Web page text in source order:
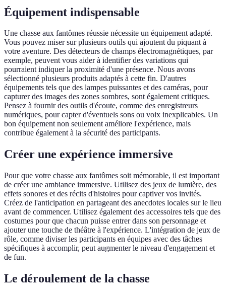
Équipement indispensable
Une chasse aux fantômes réussie nécessite un équipement adapté.
Vous pouvez miser sur plusieurs outils qui ajoutent du piquant à
votre aventure. Des détecteurs de champs électromagnétiques, par
exemple, peuvent vous aider à identifier des variations qui
pourraient indiquer la proximité d'une présence. Nous avons
sélectionné plusieurs produits adaptés à cette fin. D'autres
équipements tels que des lampes puissantes et des caméras, pour
capturer des images des zones sombres, sont également critiques.
Pensez à fournir des outils d'écoute, comme des enregistreurs
numériques, pour capter d'éventuels sons ou voix inexplicables. Un
bon équipement non seulement améliore l'expérience, mais
contribue également à la sécurité des participants.
Créer une expérience immersive
Pour que votre chasse aux fantômes soit mémorable, il est important
de créer une ambiance immersive. Utilisez des jeux de lumière, des
effets sonores et des récits d'histoires pour captiver vos invités.
Créez de l'anticipation en partageant des anecdotes locales sur le lieu
avant de commencer. Utilisez également des accessoires tels que des
costumes pour que chacun puisse entrer dans son personnage et
ajouter une touche de théâtre à l'expérience. L'intégration de jeux de
rôle, comme diviser les participants en équipes avec des tâches
spécifiques à accomplir, peut augmenter le niveau d'engagement et
de fun.
Le déroulement de la chasse